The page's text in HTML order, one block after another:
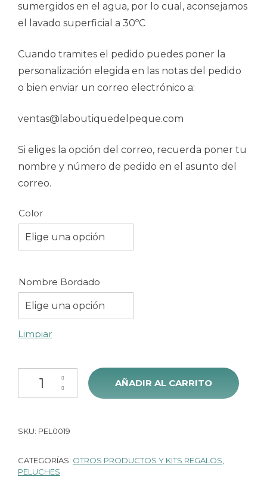
sumergidos en el agua, por lo cual, aconsejamos
el lavado superficial a 30ºC
Cuando tramites el pedido puedes poner la
personalización elegida en las notas del pedido
o bien enviar un correo electrónico a:
ventas@laboutiquedelpeque.com
Si eliges la opción del correo, recuerda poner tu
nombre y número de pedido en el asunto del
correo.
Color
Elige una opción
Nombre Bordado
Elige una opción
Limpiar
Doudou Canguro Sonajero 26cm cantidad
AÑADIR AL CARRITO
SKU: PEL0019
CATEGORÍAS: OTROS PRODUCTOS Y KITS REGALOS,
PELUCHES